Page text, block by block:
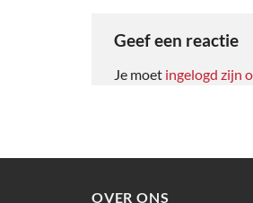
Geef een reactie
Je moet ingelogd zijn
OVER ONS